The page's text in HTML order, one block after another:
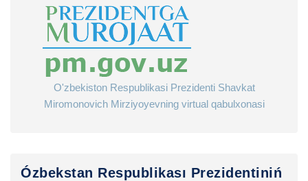
O'zbekiston Respublikasi Prezidenti Shavkat
Miromonovich Mirziyoyevning virtual qabulxonasi
Ózbekstan Respublikası Prezidentiniń